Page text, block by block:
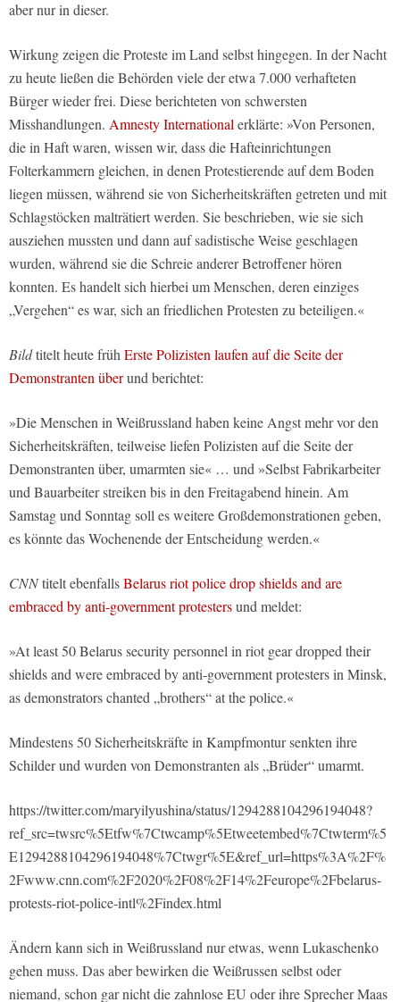
aber nur in dieser.
Wirkung zeigen die Proteste im Land selbst hingegen. In der Nacht
zu heute ließen die Behörden viele der etwa 7.000 verhafteten
Bürger wieder frei. Diese berichteten von schwersten
Misshandlungen. Amnesty Internationalerklärte: »Von Personen,
die in Haft waren, wissen wir, dass die Hafteinrichtungen
Folterkammern gleichen, in denen Protestierende auf dem Boden
liegen müssen, während sie von Sicherheitskräften getreten und mit
Schlagstöcken malträtiert werden. Sie beschrieben, wie sie sich
ausziehen mussten und dann auf sadistische Weise geschlagen
wurden, während sie die Schreie anderer Betroffener hören
konnten. Es handelt sich hierbei um Menschen, deren einziges
„Vergehen“ es war, sich an friedlichen Protesten zu beteiligen.«
Bildtitelt heute frühErste Polizisten laufen auf die Seite der
Demonstranten überund berichtet:
»Die Menschen in Weißrussland haben keine Angst mehr vor den
Sicherheitskräften, teilweise liefen Polizisten auf die Seite der
Demonstranten über, umarmten sie« … und »Selbst Fabrikarbeiter
und Bauarbeiter streiken bis in den Freitagabend hinein. Am
Samstag und Sonntag soll es weitere Großdemonstrationen geben,
es könnte das Wochenende der Entscheidung werden.«
CNNtitelt ebenfallsBelarus riot police drop shields and are
embraced by anti-government protestersund meldet:
»At least 50 Belarus security personnel in riot gear dropped their
shields and were embraced by anti-government protesters in Minsk,
as demonstrators chanted „brothers“ at the police.«
Mindestens 50 Sicherheitskräfte in Kampfmontur senkten ihre
Schilder und wurden von Demonstranten als „Brüder“ umarmt.
https://twitter.com/maryilyushina/status/1294288104296194048?
ref_src=twsrc%5Etfw%7Ctwcamp%5Etweetembed%7Ctwterm%5
E1294288104296194048%7Ctwgr%5E&ref_url=https%3A%2F%
2Fwww.cnn.com%2F2020%2F08%2F14%2Feurope%2Fbelarus-
protests-riot-police-intl%2Findex.html
Ändern kann sich in Weißrussland nur etwas, wenn Lukaschenko
gehen muss. Das aber bewirken die Weißrussen selbst oder
niemand, schon gar nicht die zahnlose EU oder ihre Sprecher Maas